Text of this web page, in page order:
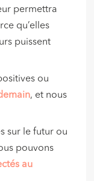
permettra
qu’elles
puissent
ou
, et nous
sur le futur ou
pouvons
au